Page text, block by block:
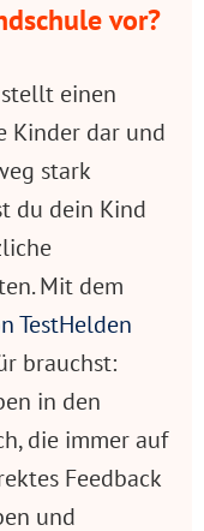
vor?
einen
Kinder dar und
stark
du dein Kind
Mit dem
TestHelden
brauchst:
in den
die immer auf
Feedback
und